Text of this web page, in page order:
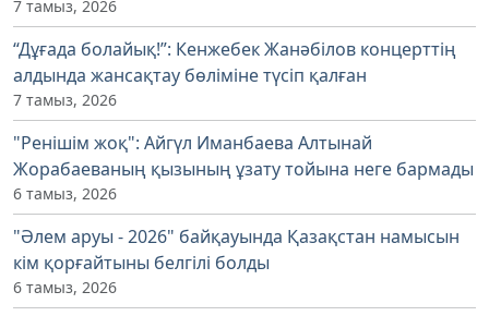
7 тамыз, 2026
“Дұғада болайық!”: Кенжебек Жанәбілов концерттің
алдында жансақтау бөліміне түсіп қалған
7 тамыз, 2026
"Ренішім жоқ": Айгүл Иманбаева Алтынай
Жорабаеваның қызының ұзату тойына неге бармады
6 тамыз, 2026
"Әлем аруы - 2026" байқауында Қазақстан намысын
кім қорғайтыны белгілі болды
6 тамыз, 2026